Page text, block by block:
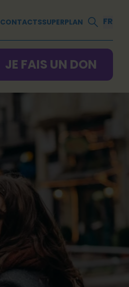
CONTACTSSUPERPLAN FR
JE FAIS UN DON